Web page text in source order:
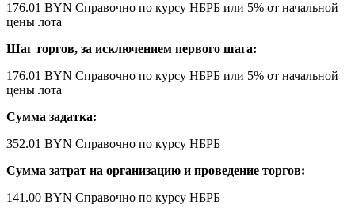
176.01 BYN Справочно по курсу НБРБ или 5% от начальной
цены лота
Шаг торгов, за исключением первого шага:
176.01 BYN Справочно по курсу НБРБ или 5% от начальной
цены лота
Сумма задатка:
352.01 BYN Справочно по курсу НБРБ
Сумма затрат на организацию и проведение торгов:
141.00 BYN Справочно по курсу НБРБ